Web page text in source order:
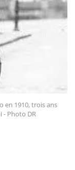
en 1910, trois ans
- Photo DR